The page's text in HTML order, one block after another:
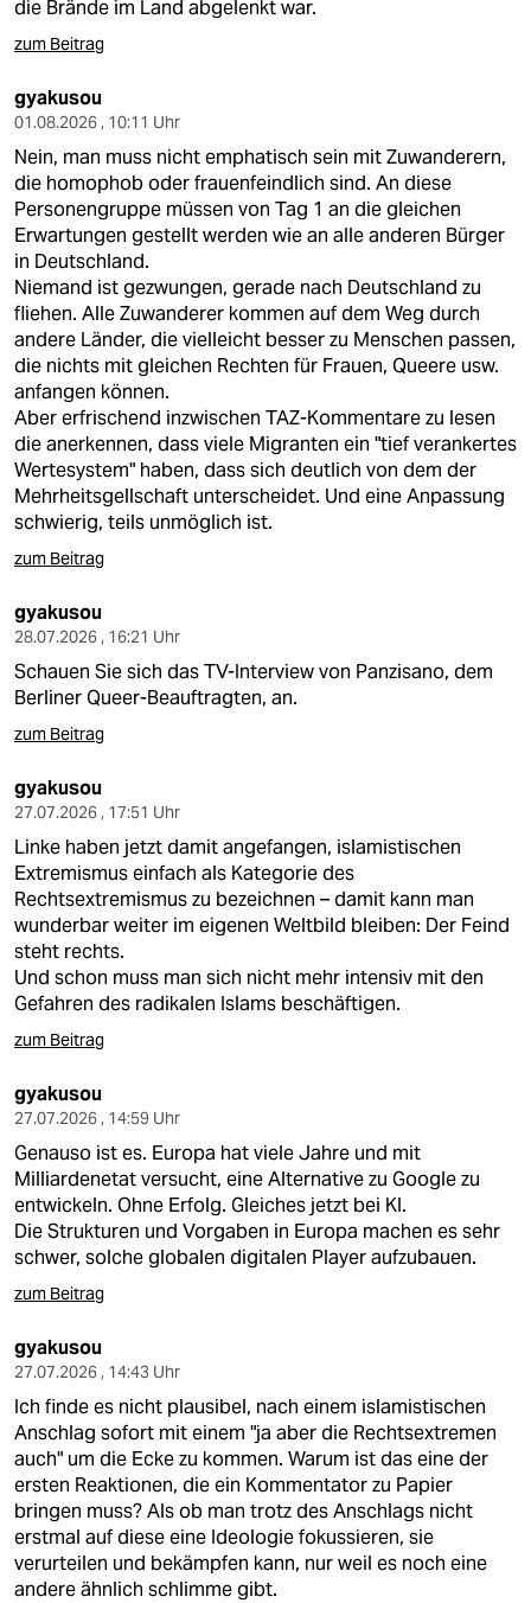
die Brände im Land abgelenkt war.
zum Beitrag
gyakusou
01.08.2026 , 10:11 Uhr
Nein, man muss nicht emphatisch sein mit Zuwanderern,
die homophob oder frauenfeindlich sind. An diese
Personengruppe müssen von Tag 1 an die gleichen
Erwartungen gestellt werden wie an alle anderen Bürger
in Deutschland.
Niemand ist gezwungen, gerade nach Deutschland zu
fliehen. Alle Zuwanderer kommen auf dem Weg durch
andere Länder, die vielleicht besser zu Menschen passen,
die nichts mit gleichen Rechten für Frauen, Queere usw.
anfangen können.
Aber erfrischend inzwischen TAZ-Kommentare zu lesen
die anerkennen, dass viele Migranten ein "tief verankertes
Wertesystem" haben, dass sich deutlich von dem der
Mehrheitsgellschaft unterscheidet. Und eine Anpassung
schwierig, teils unmöglich ist.
zum Beitrag
gyakusou
28.07.2026 , 16:21 Uhr
Schauen Sie sich das TV-Interview von Panzisano, dem
Berliner Queer-Beauftragten, an.
zum Beitrag
gyakusou
27.07.2026 , 17:51 Uhr
Linke haben jetzt damit angefangen, islamistischen
Extremismus einfach als Kategorie des
Rechtsextremismus zu bezeichnen – damit kann man
wunderbar weiter im eigenen Weltbild bleiben: Der Feind
steht rechts.
Und schon muss man sich nicht mehr intensiv mit den
Gefahren des radikalen Islams beschäftigen.
zum Beitrag
gyakusou
27.07.2026 , 14:59 Uhr
Genauso ist es. Europa hat viele Jahre und mit
Milliardenetat versucht, eine Alternative zu Google zu
entwickeln. Ohne Erfolg. Gleiches jetzt bei KI.
Die Strukturen und Vorgaben in Europa machen es sehr
schwer, solche globalen digitalen Player aufzubauen.
zum Beitrag
gyakusou
27.07.2026 , 14:43 Uhr
Ich finde es nicht plausibel, nach einem islamistischen
Anschlag sofort mit einem "ja aber die Rechtsextremen
auch" um die Ecke zu kommen. Warum ist das eine der
ersten Reaktionen, die ein Kommentator zu Papier
bringen muss? Als ob man trotz des Anschlags nicht
erstmal auf diese eine Ideologie fokussieren, sie
verurteilen und bekämpfen kann, nur weil es noch eine
andere ähnlich schlimme gibt.